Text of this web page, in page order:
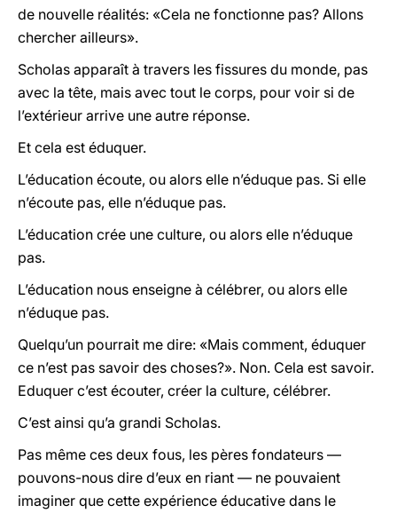
de nouvelle réalités: «Cela ne fonctionne pas? Allons
chercher ailleurs».
Scholas apparaît à travers les fissures du monde, pas
avec la tête, mais avec tout le corps, pour voir si de
l’extérieur arrive une autre réponse.
Et cela est éduquer.
L’éducation écoute, ou alors elle n’éduque pas. Si elle
n’écoute pas, elle n’éduque pas.
L’éducation crée une culture, ou alors elle n’éduque
pas.
L’éducation nous enseigne à célébrer, ou alors elle
n’éduque pas.
Quelqu’un pourrait me dire: «Mais comment, éduquer
ce n’est pas savoir des choses?». Non. Cela est savoir.
Eduquer c’est écouter, créer la culture, célébrer.
C’est ainsi qu’a grandi Scholas.
Pas même ces deux fous, les pères fondateurs —
pouvons-nous dire d’eux en riant — ne pouvaient
imaginer que cette expérience éducative dans le